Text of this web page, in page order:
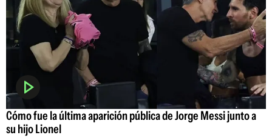
Cómo fue la última aparición pública de Jorge Messi junto a
su hijo Lionel